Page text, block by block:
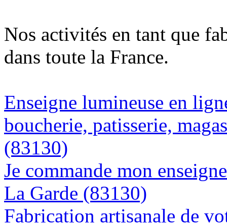
Nos activités en tant que
dans toute la France.
Enseigne lumineuse en
boucherie, patisserie,
(83130)
Je commande mon
La Garde (83130)
Fabrication artisanale de